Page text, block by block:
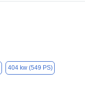
404 kw (549 PS)